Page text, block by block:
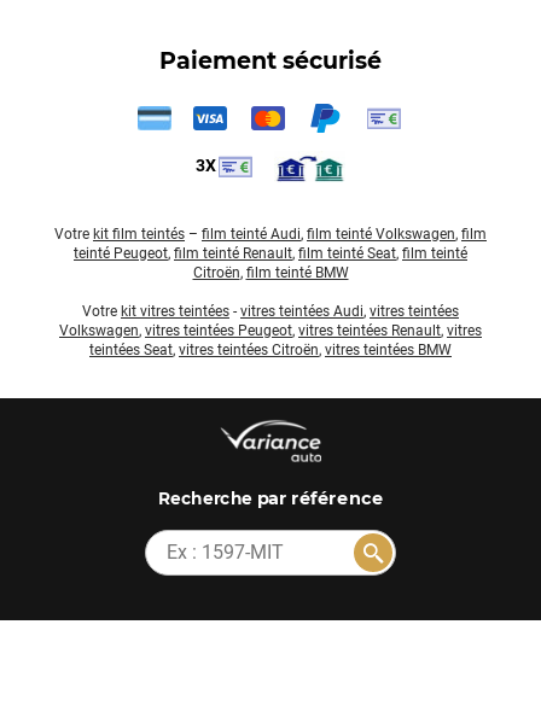
Paiement sécurisé
3X
Votre kit film teintés – film teinté Audi, film teinté Volkswagen, film
teinté Peugeot, film teinté Renault, film teinté Seat, film teinté
Citroën, film teinté BMW
Votre kit vitres teintées - vitres teintées Audi, vitres teintées
Volkswagen, vitres teintées Peugeot, vitres teintées Renault, vitres
teintées Seat, vitres teintées Citroën, vitres teintées BMW
Recherchepar référence